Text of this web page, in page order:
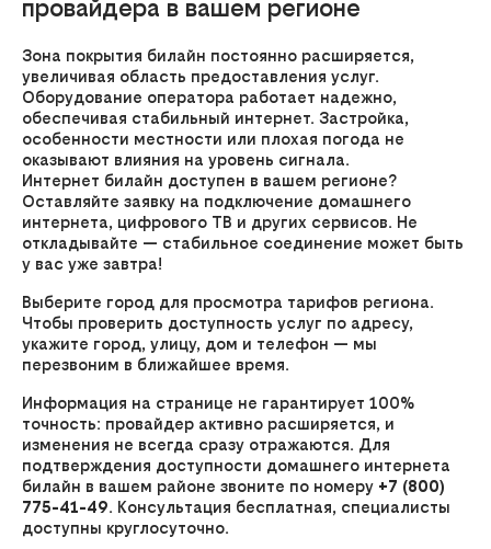
провайдера в вашем регионе
Зона покрытия билайн постоянно расширяется,
увеличивая область предоставления услуг.
Оборудование оператора работает надежно,
обеспечивая стабильный интернет. Застройка,
особенности местности или плохая погода не
оказывают влияния на уровень сигнала.
Интернет билайн доступен в вашем регионе?
Оставляйте заявку на подключение домашнего
интернета, цифрового ТВ и других сервисов. Не
откладывайте — стабильное соединение может быть
у вас уже завтра!
Выберите город для просмотра тарифов региона.
Чтобы проверить доступность услуг по адресу,
укажите город, улицу, дом и телефон — мы
перезвоним в ближайшее время.
Информация на странице не гарантирует 100%
точность: провайдер активно расширяется, и
изменения не всегда сразу отражаются. Для
подтверждения доступности домашнего интернета
билайн в вашем районе звоните по номеру +7 (800)
775-41-49. Консультация бесплатная, специалисты
доступны круглосуточно.